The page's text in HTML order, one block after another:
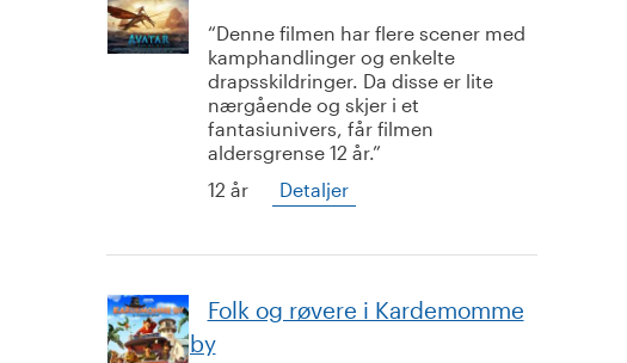
Denne filmen har flere scener med
kamphandlinger og enkelte
drapsskildringer. Da disse er lite
nærgående og skjer i et
fantasiunivers, får filmen
aldersgrense 12 år.
12 år
Detaljer
Folk og røvere i Kardemomme
by